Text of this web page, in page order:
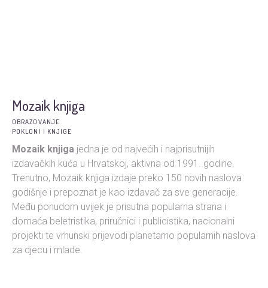
Mozaik knjiga
OBRAZOVANJE
POKLONI I KNJIGE
Mozaik knjiga jedna je od najvećih i najprisutnijih
izdavačkih kuća u Hrvatskoj, aktivna od 1991. godine.
Trenutno, Mozaik knjiga izdaje preko 150 novih naslova
godišnje i prepoznat je kao izdavač za sve generacije.
Među ponudom uvijek je prisutna popularna strana i
domaća beletristika, priručnici i publicistika, nacionalni
projekti te vrhunski prijevodi planetarno popularnih naslova
za djecu i mlade.